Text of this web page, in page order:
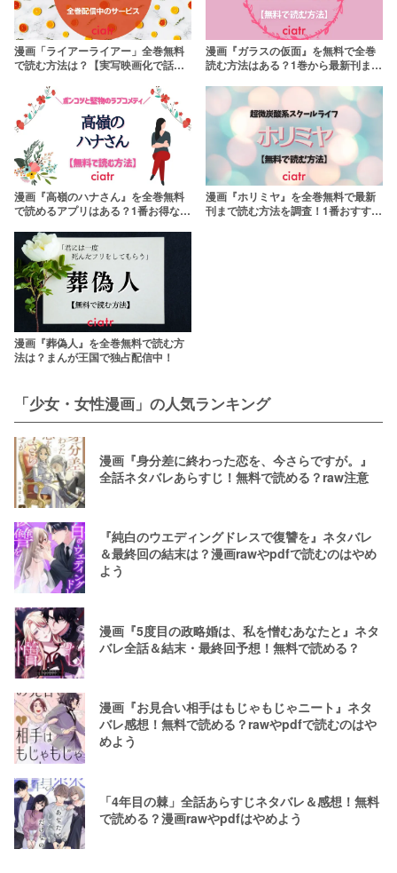
漫画「ライアーライアー」全巻無料
で読む方法は？【実写映画化で話題
漫画『ガラスの仮面』を無料で全巻
読む方法はある？1巻から最新刊まで
漫画『高嶺のハナさん』を全巻無料
で読めるアプリはある？1番お得なサ
漫画『ホリミヤ』を全巻無料で最新
刊まで読む方法を調査！1番おすすめ
漫画『葬偽人』を全巻無料で読む方
法は？まんが王国で独占配信中！
「少女・女性漫画」の人気ランキング
漫画『身分差に終わった恋を、今さらですが。』
全話ネタバレあらすじ！無料で読める？raw注意
『純白のウエディングドレスで復讐を』ネタバレ
＆最終回の結末は？漫画rawやpdfで読むのはやめ
よう
漫画『5度目の政略婚は、私を憎むあなたと』ネタ
バレ全話＆結末・最終回予想！無料で読める？
漫画『お見合い相手はもじゃもじゃニート』ネタ
バレ感想！無料で読める？rawやpdfで読むのはや
めよう
「4年目の棘」全話あらすじネタバレ＆感想！無料
で読める？漫画rawやpdfはやめよう